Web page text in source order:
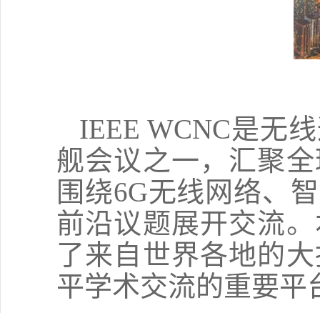
IEEE WCNC是无
舰会议之一，汇聚
围绕6G无线网络、
前沿议题展开交流
了来自世界各地的
平学术交流的重要平